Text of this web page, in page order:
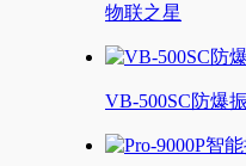
物联之星
VB-500SC防爆